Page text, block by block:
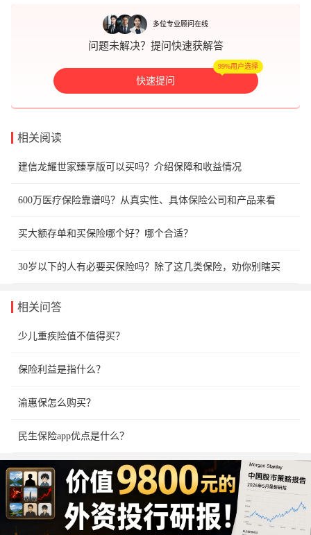
多位专业顾问在线
问题未解决？提问快速获解答
快速提问
99%用户选择
相关阅读
建信龙耀世家臻享版可以买吗？介绍保障和收益情况
600万医疗保险靠谱吗？从真实性、具体保险公司和产品来看
买大额存单和买保险哪个好？哪个合适？
30岁以下的人有必要买保险吗？除了这几类保险，劝你别瞎买
相关问答
少儿重疾险值不值得买？
保险利益是指什么？
渝惠保怎么购买？
民生保险app优点是什么？